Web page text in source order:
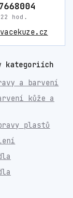
hod.
kategoriích
a barvení
kůže a
plastů